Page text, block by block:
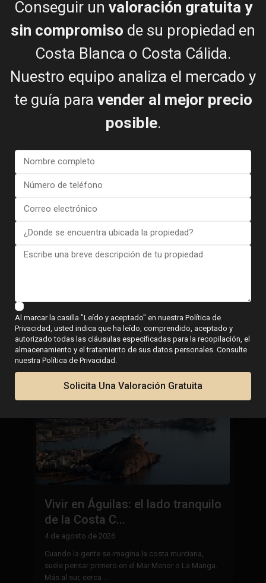
Leonard James
Comprador y vendedor felices
Ver más reseñas
NOTICIAS DE ESENTYA
vivienda en la costa
Vivir en Águilas: el lado tranquilo
de la Costa C...
4 de agosto de 2026
Cuando la gente se imagina la costa murciana,
suele pensar primero en el Mar Menor o La Manga.
Más al sur, cerca ...
Conseguir un valoración gratuita y
sin compromiso de su propiedad en
Costa Blanca o Costa Cálida.
Nuestro equipo analiza el mercado y
te guía para vender al mejor precio
posible.
Al marcar la casilla "Leído y aceptado" en nuestra Política de
Privacidad, usted indica que ha leído, comprendido, aceptado y
autorizado todas las cláusulas especificadas para la recopilación, el
almacenamiento y el tratamiento de sus datos personales. Consulte
nuestra Política de Privacidad.
Solicita Una Valoración Gratuita